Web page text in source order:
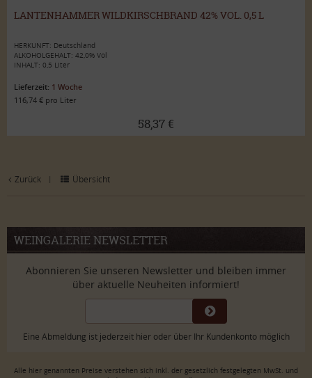
LANTENHAMMER WILDKIRSCHBRAND 42% VOL. 0,5 L
HERKUNFT: Deutschland
ALKOHOLGEHALT: 42,0% Vol
INHALT: 0,5 Liter
Lieferzeit: 1 Woche
116,74 € pro Liter
58,37 €
Zurück | Übersicht
WEINGALERIE NEWSLETTER
Abonnieren Sie unseren Newsletter und bleiben immer
über aktuelle Neuheiten informiert!
Eine Abmeldung ist jederzeit hier oder über Ihr Kundenkonto möglich
Alle hier genannten Preise verstehen sich inkl. der gesetzlich festgelegten MwSt. und